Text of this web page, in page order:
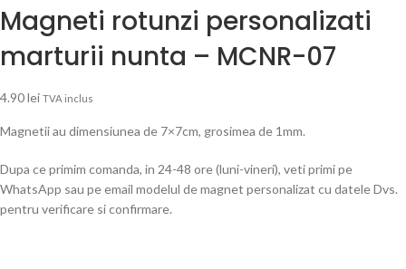
Magneti rotunzi personalizati
marturii nunta – MCNR-07
4.90lei TVA inclus
Magnetii au dimensiunea de 7×7cm, grosimea de 1mm.
Dupa ce primim comanda, in 24-48 ore (luni-vineri), veti primi pe
WhatsApp sau pe email modelul de magnet personalizat cu datele Dvs.
pentru verificare si confirmare.